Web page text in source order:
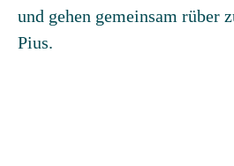
und gehen gemeinsam rüber
Pius.